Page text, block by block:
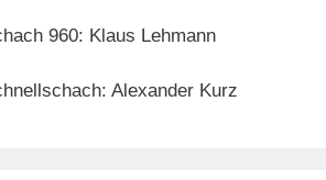
960: Klaus Lehmann
Alexander Kurz